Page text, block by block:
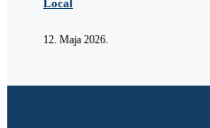
Local
12. Maja 2026.